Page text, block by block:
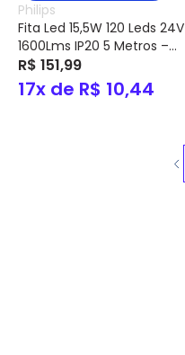
Philips
Fita Led 15,5W 120 Leds 24V
1600Lms IP20 5 Metros –
Philips
R$ 151,99
17x de R$ 10,44